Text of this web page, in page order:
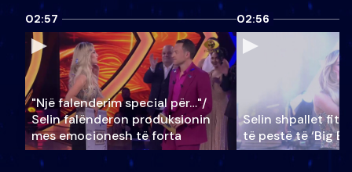
02:57
"Një falenderim special për…"/
Selin falënderon produksionin
mes emocionesh të forta
02:56
Selin shpallet
të pestë të ‘Big